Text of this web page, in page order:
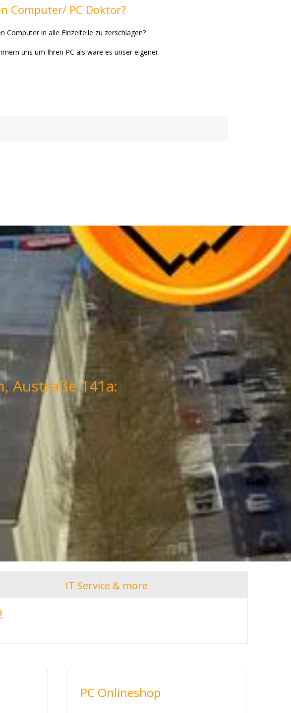
Computer/ PC Doktor?
Computer in alle Einzelteile zu zerschlagen?
uns um Ihren PC als wäre es unser eigener.
Austraße 141a:
IT Service & more
PC Onlineshop